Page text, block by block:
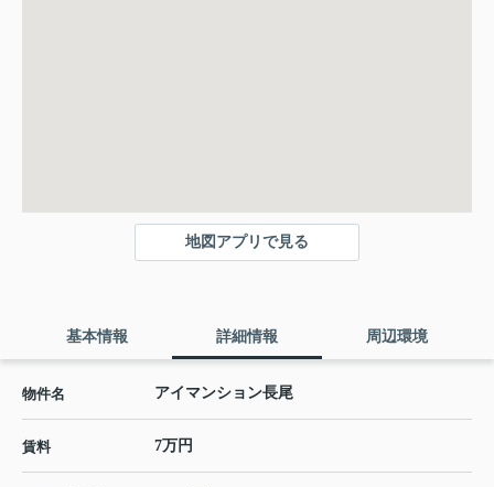
地図アプリで見る
基本情報 詳細情報 周辺環境
物件名 アイマンション長尾
賃料 7万円